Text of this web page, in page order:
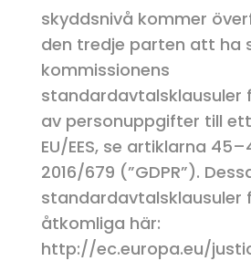
skyddsnivå kommer
den tredje parten att ha
kommissionens
standardavtalsklausuler
av personuppgifter till
EU/EES, se artiklarna
2016/679 (”GDPR”).
standardavtalsklausuler
åtkomliga här:
http://ec.europa.eu/